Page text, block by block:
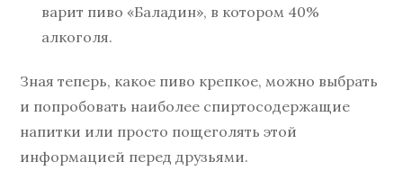
варит пиво «Баладин», в котором 40%
алкоголя.
Зная теперь, какое пиво крепкое, можно выбрать
и попробовать наиболее спиртосодержащие
напитки или просто пощеголять этой
информацией перед друзьями.